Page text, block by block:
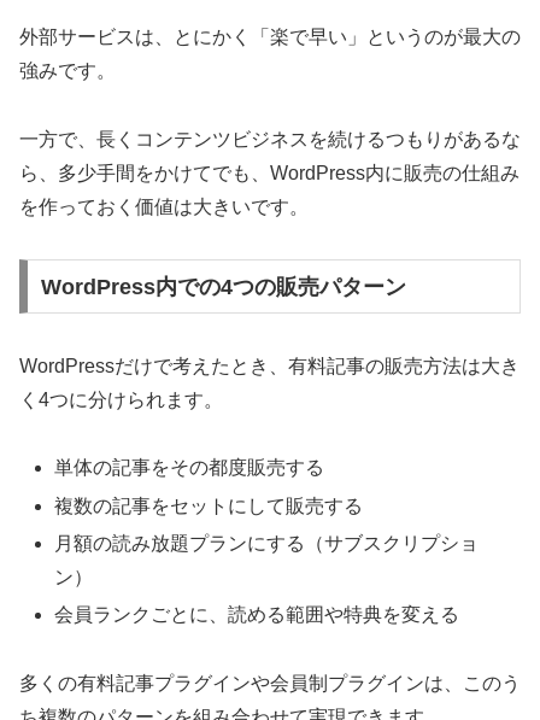
外部サービスは、とにかく「楽で早い」というのが最大の
強みです。
一方で、長くコンテンツビジネスを続けるつもりがあるな
ら、多少手間をかけてでも、WordPress内に販売の仕組み
を作っておく価値は大きいです。
WordPress内での4つの販売パターン
WordPressだけで考えたとき、有料記事の販売方法は大き
く4つに分けられます。
単体の記事をその都度販売する
複数の記事をセットにして販売する
月額の読み放題プランにする（サブスクリプショ
ン）
会員ランクごとに、読める範囲や特典を変える
多くの有料記事プラグインや会員制プラグインは、このう